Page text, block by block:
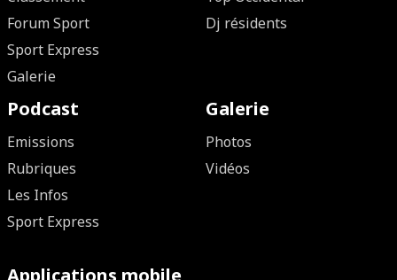
Forum Sport
Sport Express
Galerie
Dj résidents
Podcast
Emissions
Rubriques
Les Infos
Sport Express
Galerie
Photos
Vidéos
Applications mobile